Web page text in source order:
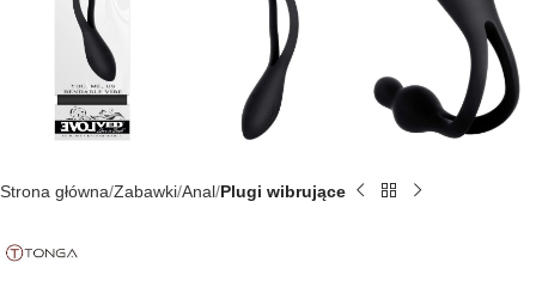
Strona główna Zabawki Anal Plugi wibrujące